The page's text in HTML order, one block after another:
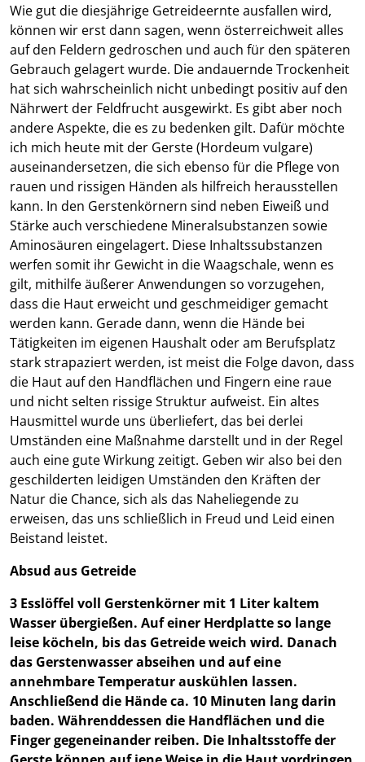
Wie gut die diesjährige Getreideernte ausfallen wird,
können wir erst dann sagen, wenn österreichweit alles
auf den Feldern gedroschen und auch für den späteren
Gebrauch gelagert wurde. Die andauernde Trockenheit
hat sich wahrscheinlich nicht unbedingt positiv auf den
Nährwert der Feldfrucht ausgewirkt. Es gibt aber noch
andere Aspekte, die es zu bedenken gilt. Dafür möchte
ich mich heute mit der Gerste (Hordeum vulgare)
auseinandersetzen, die sich ebenso für die Pflege von
rauen und rissigen Händen als hilfreich herausstellen
kann. In den Gerstenkörnern sind neben Eiweiß und
Stärke auch verschiedene Mineralsubstanzen sowie
Aminosäuren eingelagert. Diese Inhaltssubstanzen
werfen somit ihr Gewicht in die Waagschale, wenn es
gilt, mithilfe äußerer Anwendungen so vorzugehen,
dass die Haut erweicht und geschmeidiger gemacht
werden kann. Gerade dann, wenn die Hände bei
Tätigkeiten im eigenen Haushalt oder am Berufsplatz
stark strapaziert werden, ist meist die Folge davon, dass
die Haut auf den Handflächen und Fingern eine raue
und nicht selten rissige Struktur aufweist. Ein altes
Hausmittel wurde uns überliefert, das bei derlei
Umständen eine Maßnahme darstellt und in der Regel
auch eine gute Wirkung zeitigt. Geben wir also bei den
geschilderten leidigen Umständen den Kräften der
Natur die Chance, sich als das Naheliegende zu
erweisen, das uns schließlich in Freud und Leid einen
Beistand leistet.
Absud aus Getreide
3 Esslöffel voll Gerstenkörner mit 1 Liter kaltem
Wasser übergießen. Auf einer Herdplatte so lange
leise köcheln, bis das Getreide weich wird. Danach
das Gerstenwasser abseihen und auf eine
annehmbare Temperatur auskühlen lassen.
Anschließend die Hände ca. 10 Minuten lang darin
baden. Währenddessen die Handflächen und die
Finger gegeneinander reiben. Die Inhaltsstoffe der